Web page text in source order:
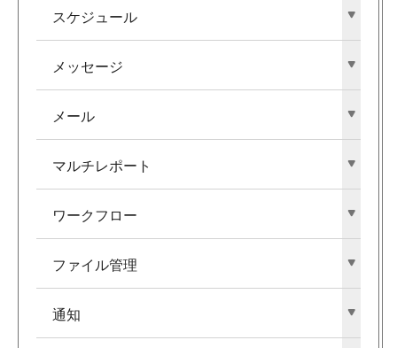
スケジュール
メッセージ
メール
マルチレポート
ワークフロー
ファイル管理
通知